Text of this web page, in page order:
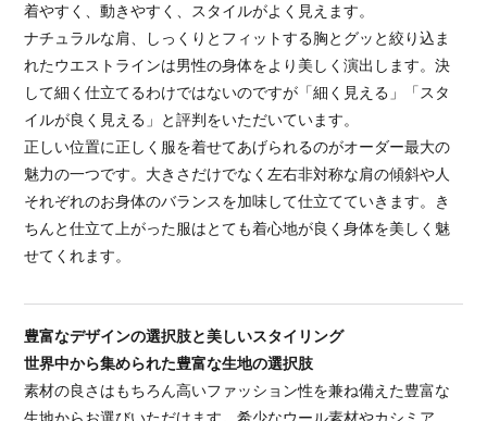
着やすく、動きやすく、スタイルがよく見えます。
ナチュラルな肩、しっくりとフィットする胸とグッと絞り込ま
れたウエストラインは男性の身体をより美しく演出します。決
して細く仕立てるわけではないのですが「細く見える」「スタ
イルが良く見える」と評判をいただいています。
正しい位置に正しく服を着せてあげられるのがオーダー最大の
魅力の一つです。大きさだけでなく左右非対称な肩の傾斜や人
それぞれのお身体のバランスを加味して仕立てていきます。き
ちんと仕立て上がった服はとても着心地が良く身体を美しく魅
せてくれます。
豊富なデザインの選択肢と美しいスタイリング
世界中から集められた豊富な生地の選択肢
素材の良さはもちろん高いファッション性を兼ね備えた豊富な